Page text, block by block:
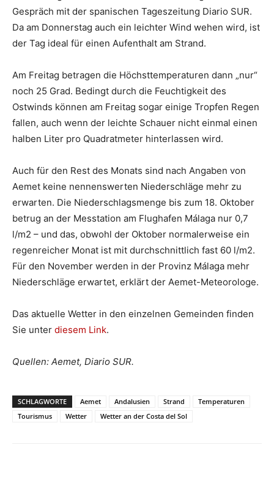
Gespräch mit der spanischen Tageszeitung Diario SUR.
Da am Donnerstag auch ein leichter Wind wehen wird, ist
der Tag ideal für einen Aufenthalt am Strand.
Am Freitag betragen die Höchsttemperaturen dann „nur“
noch 25 Grad. Bedingt durch die Feuchtigkeit des
Ostwinds können am Freitag sogar einige Tropfen Regen
fallen, auch wenn der leichte Schauer nicht einmal einen
halben Liter pro Quadratmeter hinterlassen wird.
Auch für den Rest des Monats sind nach Angaben von
Aemet keine nennenswerten Niederschläge mehr zu
erwarten. Die Niederschlagsmenge bis zum 18. Oktober
betrug an der Messtation am Flughafen Málaga nur 0,7
l/m2 – und das, obwohl der Oktober normalerweise ein
regenreicher Monat ist mit durchschnittlich fast 60 l/m2.
Für den November werden in der Provinz Málaga mehr
Niederschläge erwartet, erklärt der Aemet-Meteorologe.
Das aktuelle Wetter in den einzelnen Gemeinden finden
Sie unter diesem Link.
Quellen: Aemet, Diario SUR.
SCHLAGWORTE Aemet Andalusien Strand
Temperaturen
Tourismus
Wetter Wetter an der Costa del Sol